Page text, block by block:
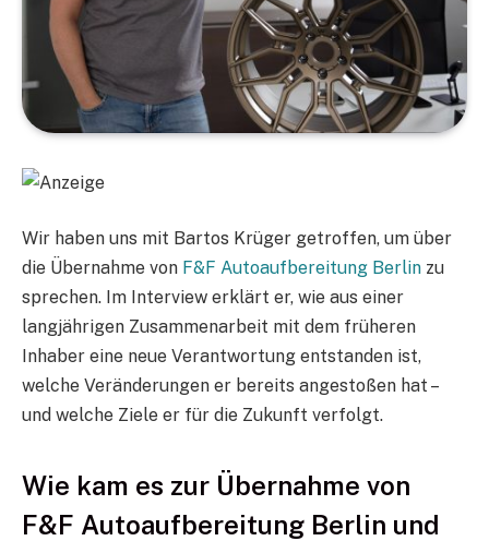
Wir haben uns mit Bartos Krüger getroffen, um über
die Übernahme von F&F Autoaufbereitung Berlin zu
sprechen. Im Interview erklärt er, wie aus einer
langjährigen Zusammenarbeit mit dem früheren
Inhaber eine neue Verantwortung entstanden ist,
welche Veränderungen er bereits angestoßen hat –
und welche Ziele er für die Zukunft verfolgt.
Wie kam es zur Übernahme von
F&F Autoaufbereitung Berlin und